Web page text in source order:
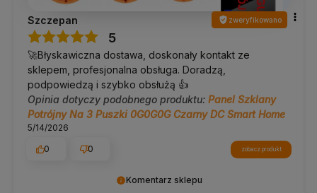
Komentarz sklepu
Szczepan zweryfikowano
5
🚀Błyskawiczna dostawa, doskonały kontakt ze
sklepem, profesjonalna obsługa. Doradzą,
podpowiedzą i szybko obsłużą 👍️
Opinia dotyczy podobnego produktu: Panel Szklany
Potrójny Na 3 Puszki 0G0G0G Czarny DC Smart Home
5/14/2026
0
0 zobacz produkt